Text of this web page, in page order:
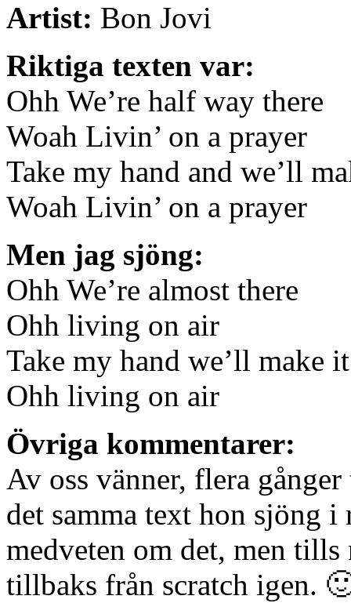
Artist: Bon Jovi
Riktiga texten var:
Ohh We’re half way there
Woah Livin’ on a prayer
Take my hand and we’ll
Woah Livin’ on a prayer
Men jag sjöng:
Ohh We’re almost there
Ohh living on air
Take my hand we’ll make
Ohh living on air
Övriga kommentarer:
Av oss vänner, flera
det samma text hon sjöng
medveten om det, men
tillbaks från scratch igen.